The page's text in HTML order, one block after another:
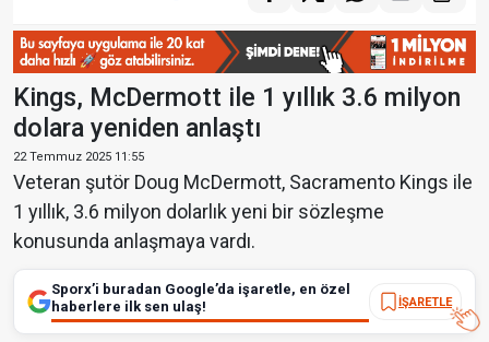
Kings, McDermott ile 1 yıllık 3.6 milyon
dolara yeniden anlaştı
22 Temmuz 2025 11:55
Veteran şutör Doug McDermott, Sacramento Kings ile
1 yıllık, 3.6 milyon dolarlık yeni bir sözleşme
konusunda anlaşmaya vardı.
Sporx’i buradan Google’da işaretle, en özel
haberlere ilk sen ulaş!
İŞARETLE